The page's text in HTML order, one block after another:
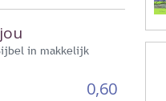
in makkelijk
0,60